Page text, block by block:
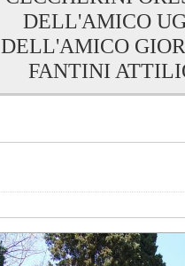
DELL'AMICO
DELL'AMICO
FANTINI